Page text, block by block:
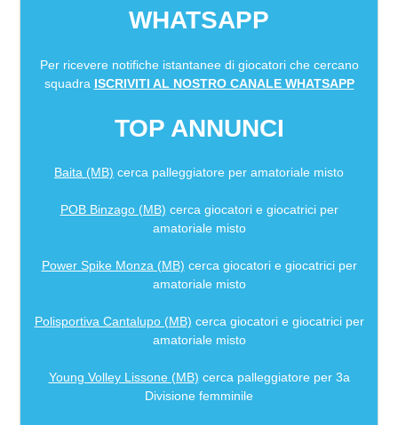
WHATSAPP
Per ricevere notifiche istantanee di giocatori che cercano
squadra ISCRIVITI AL NOSTRO CANALE WHATSAPP
TOP ANNUNCI
Baita (MB) cerca palleggiatore per amatoriale misto
POB Binzago (MB) cerca giocatori e giocatrici per
amatoriale misto
Power Spike Monza (MB) cerca giocatori e giocatrici per
amatoriale misto
Polisportiva Cantalupo (MB) cerca giocatori e giocatrici per
amatoriale misto
Young Volley Lissone (MB) cerca palleggiatore per 3a
Divisione femminile